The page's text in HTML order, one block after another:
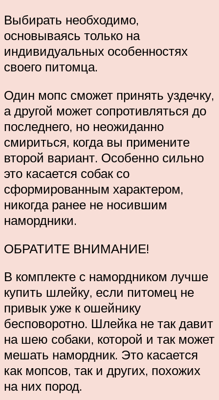
Выбирать необходимо,
основываясь только на
индивидуальных особенностях
своего питомца.
Один мопс сможет принять уздечку,
а другой может сопротивляться до
последнего, но неожиданно
смириться, когда вы примените
второй вариант. Особенно сильно
это касается собак со
сформированным характером,
никогда ранее не носившим
намордники.
ОБРАТИТЕ ВНИМАНИЕ!
В комплекте с намордником лучше
купить шлейку, если питомец не
привык уже к ошейнику
бесповоротно. Шлейка не так давит
на шею собаки, которой и так может
мешать намордник. Это касается
как мопсов, так и других, похожих
на них пород.